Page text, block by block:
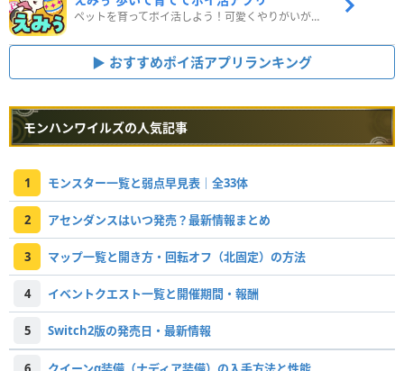
ペットを育ってポイ活しよう！可愛くやりがいがある新感覚アプリ
おすすめポイ活アプリランキング
モンハンワイルズの人気記事
1 モンスター一覧と弱点早見表｜全33体
2 アセンダンスはいつ発売？最新情報まとめ
3 マップ一覧と開き方・回転オフ（北固定）の方法
4 イベントクエスト一覧と開催期間・報酬
5 Switch2版の発売日・最新情報